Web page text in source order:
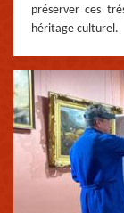
préserver ces
héritage culturel.